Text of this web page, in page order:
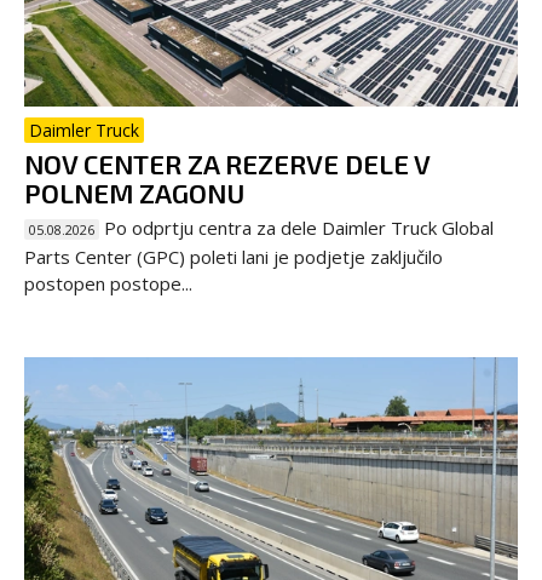
Daimler Truck
NOV CENTER ZA REZERVE DELE V
POLNEM ZAGONU
05.08.2026 Po odprtju centra za dele Daimler Truck Global
Parts Center (GPC) poleti lani je podjetje zaključilo
postopen postope...